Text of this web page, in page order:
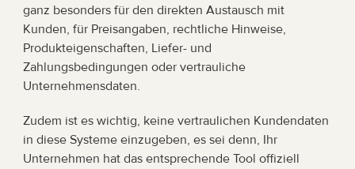
ganz besonders für den direkten Austausch mit
Kunden, für Preisangaben, rechtliche Hinweise,
Produkteigenschaften, Liefer- und
Zahlungsbedingungen oder vertrauliche
Unternehmensdaten.
Zudem ist es wichtig, keine vertraulichen Kundendaten
in diese Systeme einzugeben, es sei denn, Ihr
Unternehmen hat das entsprechende Tool offiziell